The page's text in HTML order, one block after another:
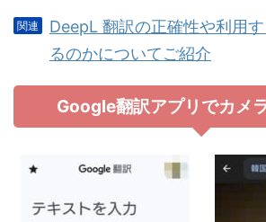
DeepL 翻訳の正確性や利用
るのかについてご紹介
Google翻訳アプリでカメ